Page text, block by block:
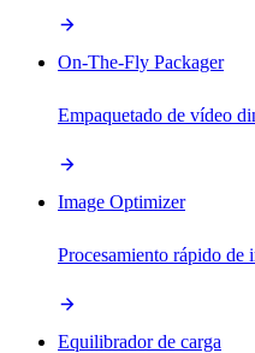
On-The-Fly Packager
Empaquetado de vídeo
Image Optimizer
Procesamiento rápido de
Equilibrador de carga